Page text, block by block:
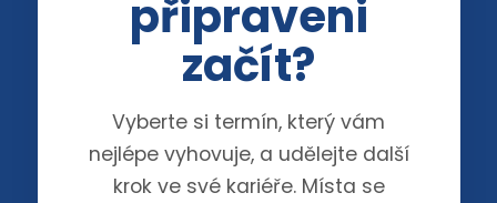
připraveni
začít?
Vyberte si termín, který vám
nejlépe vyhovuje, a udělejte další
krok ve své kariéře. Místa se